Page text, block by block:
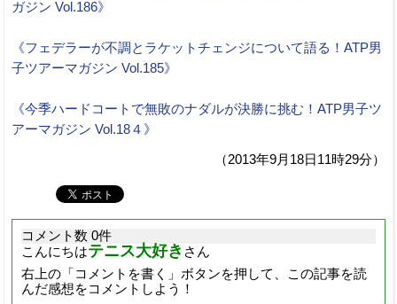
ガジン Vol.186》
《フェデラーが不調とラケットチェンジについて語る！ATP男
子ツアーマガジン Vol.185》
《今季ハードコートで無敗のナダルが決勝に挑む！ATP男子ツ
アーマガジン Vol.18４》
（2013年9月18日11時29分）
コメント数 0件
こんにちはテニス大好き さん
右上の「コメントを書く」ボタンを押して、この記事を読
んだ感想をコメントしよう！